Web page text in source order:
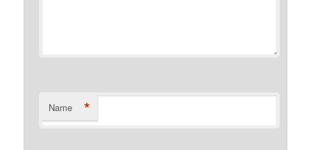
Name *